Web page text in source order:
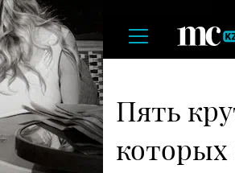
Пять
которых